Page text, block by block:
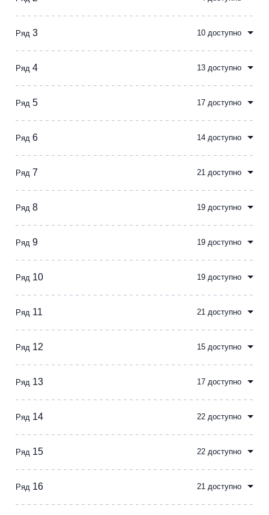
Ряд 3 10 доступно
Ряд 4 13 доступно
Ряд 5 17 доступно
Ряд 6 14 доступно
Ряд 7 21 доступно
Ряд 8 19 доступно
Ряд 9 19 доступно
Ряд 10 19 доступно
Ряд 11 21 доступно
Ряд 12 15 доступно
Ряд 13 17 доступно
Ряд 14 22 доступно
Ряд 15 22 доступно
Ряд 16 21 доступно